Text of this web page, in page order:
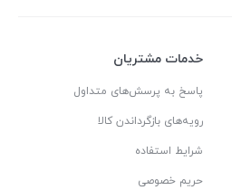
خدمات مشتریان
پاسخ به پرسش‌های متداول
رویه‌های بازگرداندن کالا
شرایط استفاده
حریم خصوصی